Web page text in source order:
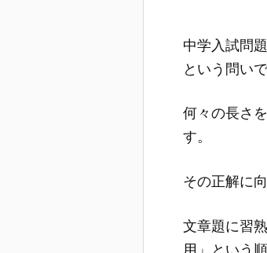
中学入試問
という問い
何々の長さ
す。
その正解に
文章題に習
用」という